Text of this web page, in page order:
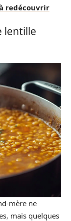
redécouvrir
lentille
mère ne
mais quelques